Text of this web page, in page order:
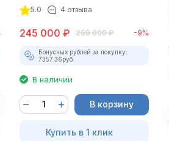
5.0 4 отзыва
245 000 ₽ 269 000 ₽ -9%
Бонусных рублей за покупку:
7357.36руб.
В наличии
В корзину
Купить в 1 клик